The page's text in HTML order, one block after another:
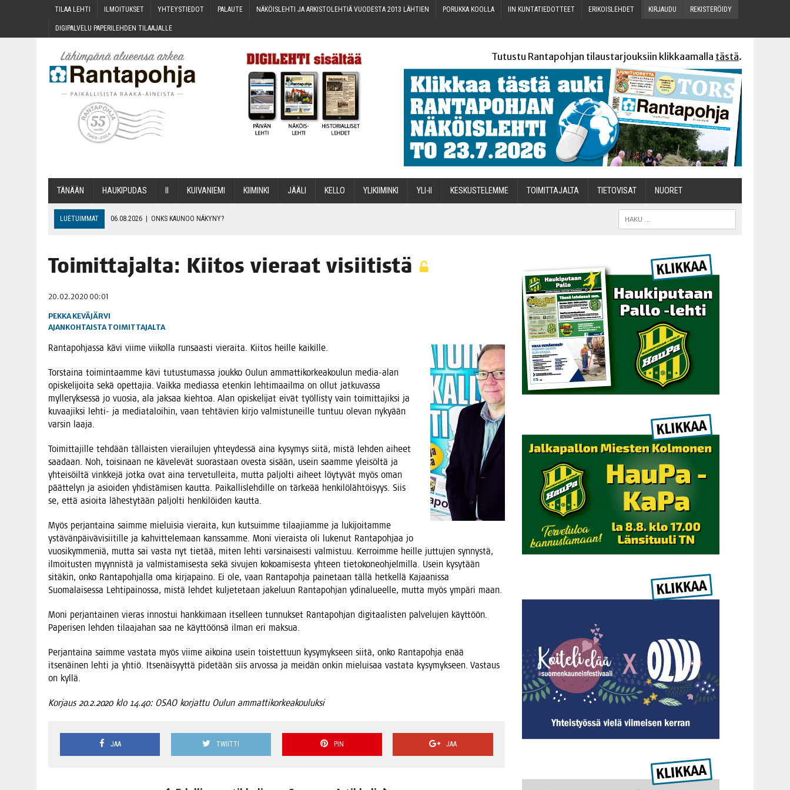
TILAA LEH­TI ILMOI­TUK­SET YHTEYS­TIE­DOT PALAU­TE NÄKÖIS­LEH­TI JA ARKIS­TO­LEH­TIÄ VUO­DES­TA 2013 LÄHTIEN PORUK­KA KOOLLA IIN KUN­TA­TIE­DOT­TEET ERI­KOIS­LEH­DET KIR­JAU­DU REKIS­TE­RÖI­DY
DIGI­PAL­VE­LU PAPE­RI­LEH­DEN TILAAJALLE
Tutustu Rantapohjan tilaustarjouksiin klikkaamalla tästä.
TÄNÄÄN HAU­KI­PU­DAS KUI­VA­NIE­MI KII­MIN­KI JÄÄ­LI KEL­LO YLI­KII­MIN­KI YLI-II KES­KUS­TE­LEM­ME TOI­MIT­TA­JAL­TA TIETOVISAT NUO­RET
LUETUIMMAT 06.08.2026 | ONKS KAU­NOO NÄKYNY?
06.08.2026 | OPIN­TOI­HIN KAN­SA­LAIS­OPIS­TOS­SA VOI SAA­DA AVUSTUSTA
TOI­VEI­DEN KOTI IISTÄ!
06.08.2026 | KII­MIN­KI­PÄI­VÄT JÄR­JES­TE­TÄÄN PERIN­TEI­TÄ KUNNIOITTAEN
Toi­mit­ta­jal­ta: Kii­tos vie­raat visiitistä
20.02.2020 00:01
PEKKA KEVÄJÄRVI
AJANKOHTAISTA TOIMITTAJALTA
Ran­ta­poh­jas­sa kävi vii­me vii­kol­la run­saas­ti vie­rai­ta. Kii­tos heil­le kaikille.
Tors­tai­na toi­min­taam­me kävi tutus­tu­mas­sa jouk­ko Oulun ammat­ti­kor­kea­kou­lun media-alan
opis­ke­li­joi­ta sekä opet­ta­jia. Vaik­ka medias­sa eten­kin leh­ti­maa­il­ma on ollut jat­ku­vas­sa
myl­le­ryk­ses­sä jo vuo­sia, ala jak­saa kieh­toa. Alan opis­ke­li­jat eivät työl­lis­ty vain toi­mit­ta­jik­si ja
kuvaa­jik­si leh­ti- ja media­ta­loi­hin, vaan teh­tä­vien kir­jo val­mis­tu­neil­le tun­tuu ole­van nyky­ään
var­sin laaja.
Toi­mit­ta­jil­le teh­dään täl­lais­ten vie­rai­lu­jen yhtey­des­sä aina kysy­mys sii­tä, mis­tä leh­den aiheet
saa­daan. Noh, toi­si­naan ne käve­le­vät suo­ras­taan oves­ta sisään, usein saam­me ylei­söl­tä ja
yhtei­söil­tä vink­ke­jä jot­ka ovat aina ter­ve­tul­lei­ta, mut­ta pal­jol­ti aiheet löy­ty­vät myös oman
päät­te­lyn ja asioi­den yhdis­tä­mi­sen kaut­ta. Pai­kal­lis­leh­dil­le on tär­ke­ää hen­ki­lö­läh­töi­syys. Siis
se, että asioi­ta lähes­ty­tään pal­jol­ti hen­ki­löi­den kautta.
Myös per­jan­tai­na saim­me mie­lui­sia vie­rai­ta, kun kut­suim­me tilaa­jiam­me ja luki­joi­tam­me
ystä­vän­päi­vä­vi­sii­til­le ja kah­vit­te­le­maan kans­sam­me. Moni vie­rais­ta oli luke­nut Ran­ta­poh­jaa jo
vuo­si­kym­me­niä, mut­ta sai vas­ta nyt tie­tää, miten leh­ti var­si­nai­ses­ti val­mis­tuu. Ker­roim­me heil­le jut­tu­jen syn­nys­tä,
ilmoi­tus­ten myyn­nis­tä ja val­mis­ta­mi­ses­ta sekä sivu­jen kokoa­mi­ses­ta yhteen tie­to­ko­neoh­jel­mil­la. Usein kysy­tään
sitä­kin, onko Ran­ta­poh­jal­la oma kir­ja­pai­no. Ei ole, vaan Ran­ta­poh­ja pai­ne­taan täl­lä het­kel­lä Kajaa­nis­sa
Suo­ma­lai­ses­sa Leh­ti­pai­nos­sa, mis­tä leh­det kul­je­te­taan jake­luun Ran­ta­poh­jan ydin­a­lu­eel­le, mut­ta myös ympä­ri maan.
Moni per­jan­tai­nen vie­ras innos­tui hank­ki­maan itsel­leen tun­nuk­set Ran­ta­poh­jan digi­taa­lis­ten pal­ve­lu­jen käyt­töön.
Pape­ri­sen leh­den tilaa­ja­han saa ne käyt­töön­sä ilman eri maksua.
Per­jan­tai­na saim­me vas­ta­ta myös vii­me aikoi­na usein tois­tet­tuun kysy­myk­seen sii­tä, onko Ran­ta­poh­ja enää
itse­näi­nen leh­ti ja yhtiö. Itse­näi­syyt­tä pide­tään siis arvos­sa ja mei­dän onkin mie­lui­saa vas­ta­ta kysy­myk­seen. Vas­taus
on kyllä.
Kor­jaus 20.2.2020 klo 14.40: OSAO kor­jat­tu Oulun ammattikorkeakouluksi
JAA TWIITTI PIN JAA